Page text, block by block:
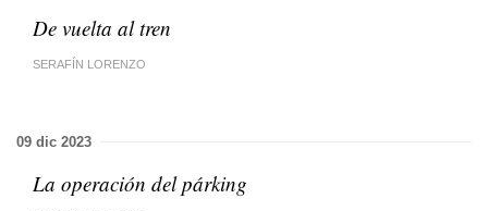
De vuelta al tren
SERAFÍN LORENZO
09 dic 2023
La operación del párking